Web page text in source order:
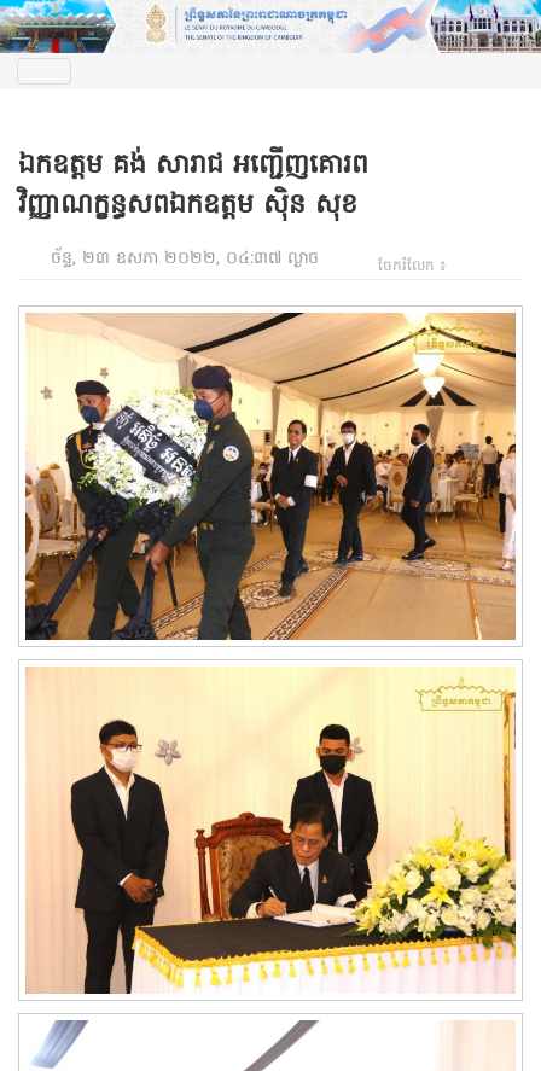
ឯកឧត្តម គង់ សារាជ អញ្ជើញគោរព
វិញ្ញាណក្ខន្ធសពឯកឧត្តម ស៊ិន សុខ
ច័ន្ទ, ២៣ ឧសភា ២០២២, ០៤:៣៧ ល្ងាច ចែករំលែក ៖